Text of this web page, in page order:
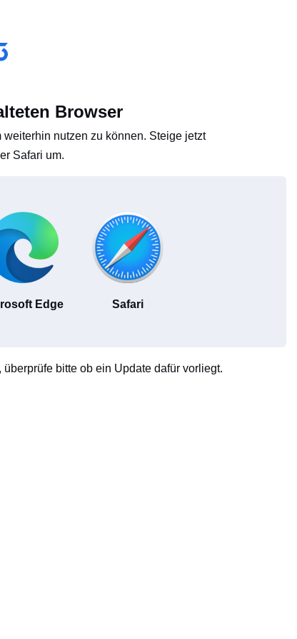
Browser
nutzen zu können. Steige jetzt
Safari um.
Edge Safari
bitte ob ein Update dafür vorliegt.